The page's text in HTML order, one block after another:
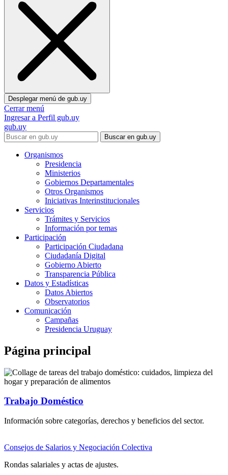
Desplegar menú de gub.uy
Cerrar menú
Ingresar a Perfil gub.uy
gub.uy
Buscar en gub.uy
Organismos
Presidencia
Ministerios
Gobiernos Departamentales
Otros Organismos
Iniciativas Interinstitucionales
Servicios
Trámites y Servicios
Información por temas
Participación
Participación Ciudadana
Ciudadanía Digital
Gobierno Abierto
Transparencia Pública
Datos y Estadísticas
Datos Abiertos
Observatorios
Comunicación
Campañas
Presidencia Uruguay
Página principal
Trabajo Doméstico
Información sobre categorías, derechos y beneficios del sector.
Consejos de Salarios y Negociación Colectiva
Rondas salariales y actas de ajustes.